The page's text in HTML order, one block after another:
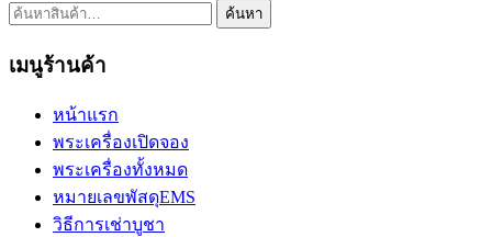
ค้นหา: ค้นหา
เมนูร้านค้า
หน้าแรก
พระเครื่องเปิดจอง
พระเครื่องทั้งหมด
หมายเลขพัสดุEMS
วิธีการเช่าบูชา